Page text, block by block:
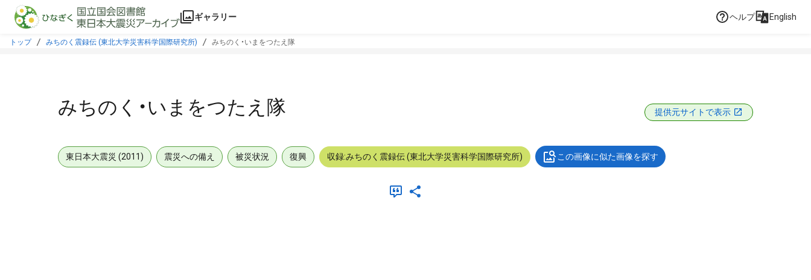
本文に飛ぶ
ギャラリー ヘルプ English
トップ みちのく震録伝 (東北大学災害科学国際研究所) みちのく・いまをつたえ隊
みちのく・いまをつたえ隊 提供元サイトで表示
東日本大震災 (2011) 震災への備え 被災状況 復興 収録:みちのく震録伝 (東北大学災害科学国際研究所) この画像に似た画像を探す